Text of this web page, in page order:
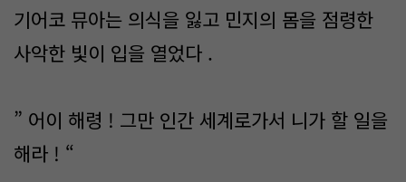
기어코 뮤아는 의식을 잃고 민지의 몸을 점령한
사악한 빛이 입을 열었다 .
” 어이 해령 ! 그만 인간 세계로가서 니가 할 일을
해라 ! “